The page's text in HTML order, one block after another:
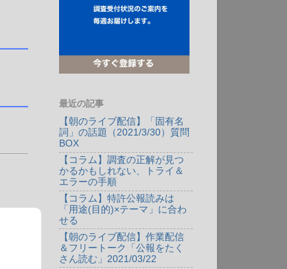
最近の記事
【朝のライブ配信】「固有名
詞」の話題（2021/3/30）質問
BOX
【コラム】調査の正解が見つ
かるかもしれない、トライ＆
エラーの手順
【コラム】特許公報読みは
「用途(目的)×テーマ」に合わ
せる
【朝のライブ配信】作業配信
＆フリートーク「公報をたく
さん読む」2021/03/22